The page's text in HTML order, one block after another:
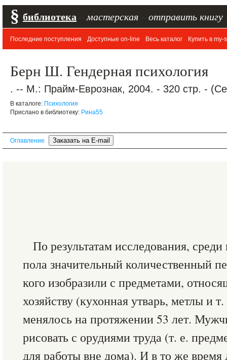
§ библиотека мастерская отправить книгу
Последние поступления Доступные on-line Весь каталог Купить в my-
Берн Ш. Гендерная психология
. -- М.: Прайм-Еврознак, 2004. - 320 стр. -
В каталоге: Психология
Прислано в библиотеку: Рина55
Оглавление
По результатам исследования,
пола значительный количественный
кого изобразили с предметами,
хозяйству (кухонная утварь, метлы и
менялось на протяжении 53 лет.
рисовать с орудиями труда (т. е.
для работы вне дома). И в то же